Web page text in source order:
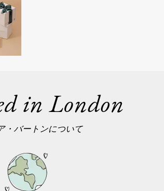
in London
・バートンについて